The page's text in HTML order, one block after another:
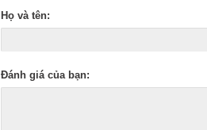
Họ và tên:
Đánh giá của bạn: